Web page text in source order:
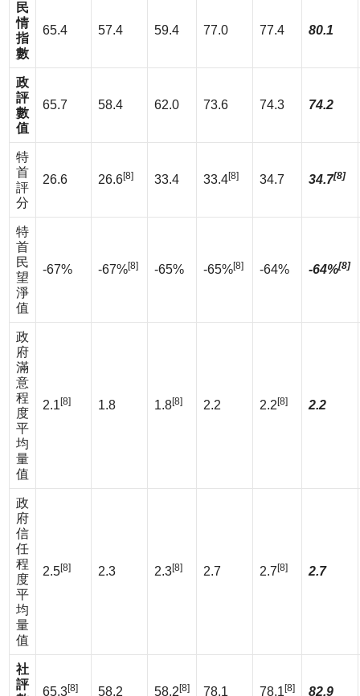
民
情
指
數
65.4 57.4 59.4 77.0 77.4 80.1
政
評
數
值
65.7 58.4 62.0 73.6 74.3 74.2
特
首
評
分
26.6 26.6[8] 33.4 33.4[8] 34.7 34.7[8]
特
首
民
望
淨
值
-67% -67%[8] -65% -65%[8] -64% -64%[8]
政
府
滿
意
程
度
平
均
量
值
2.1 [8] 1.8 1.8[8] 2.2 2.2 [8] 2.2
政
府
信
任
程
度
平
均
量
值
2.5[8] 2.3 2.3[8] 2.7 2.7 [8] 2.7
社
評
65.3[8] 58.2 58.2 [8] 78.1 78.1 [8] 82.9